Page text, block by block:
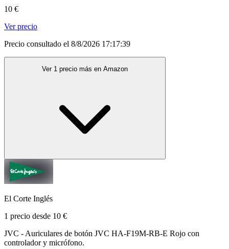
10 €
Ver precio
Precio consultado el 8/8/2026 17:17:39
Ver 1 precio más en Amazon
El Corte Inglés
1 precio desde 10 €
JVC - Auriculares de botón JVC HA-F19M-RB-E Rojo con
controlador y micrófono.